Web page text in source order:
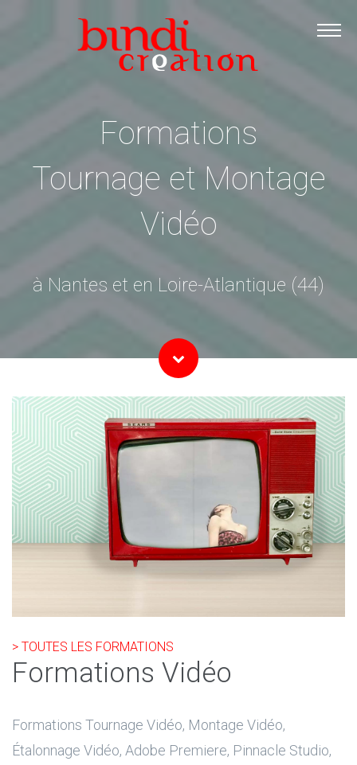
Accueil
Les formations
Logiciels Libres
Contact
Formations
Tournage et Montage
Vidéo
à Nantes et en Loire-Atlantique (44)
> TOUTES LES FORMATIONS
Formations Vidéo
Formations Tournage Vidéo, Montage Vidéo,
Étalonnage Vidéo, Adobe Premiere, Pinnacle Studio,